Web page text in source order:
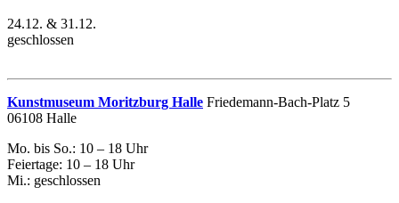
24.12. & 31.12.
geschlossen
Kunstmuseum Moritzburg Halle Friedemann-Bach-Platz 5
06108 Halle
Mo. bis So.: 10 – 18 Uhr
Feiertage: 10 – 18 Uhr
Mi.: geschlossen